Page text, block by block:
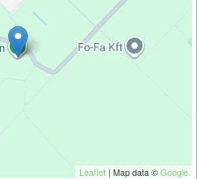
Leaflet | Map data ©Google